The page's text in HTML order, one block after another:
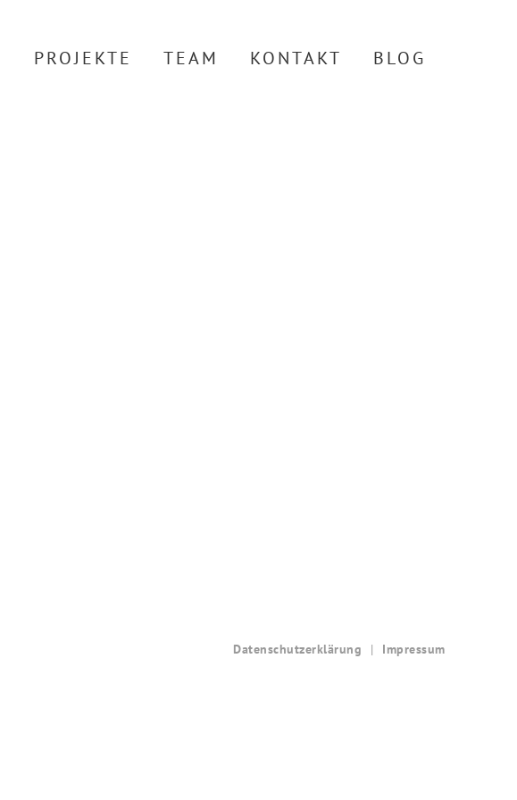
PROJEKTE TEAM KONTAKT BLOG
Impressum
Datenschutzerklärung